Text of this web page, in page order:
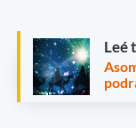
Leé